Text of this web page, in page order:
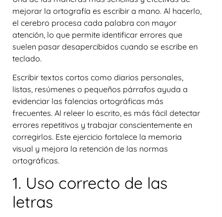
mejorar la ortografía es escribir a mano. Al hacerlo,
el cerebro procesa cada palabra con mayor
atención, lo que permite identificar errores que
suelen pasar desapercibidos cuando se escribe en
teclado.
Escribir textos cortos como diarios personales,
listas, resúmenes o pequeños párrafos ayuda a
evidenciar las falencias ortográficas más
frecuentes. Al releer lo escrito, es más fácil detectar
errores repetitivos y trabajar conscientemente en
corregirlos. Este ejercicio fortalece la memoria
visual y mejora la retención de las normas
ortográficas.
1. Uso correcto de las
letras